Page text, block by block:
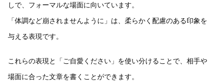
しで、フォーマルな場面に向いています。
「体調など崩されませんように」は、柔らかく配慮のある印象を
与える表現です。
これらの表現と「ご自愛ください」を使い分けることで、相手や
場面に合った文章を書くことができます。